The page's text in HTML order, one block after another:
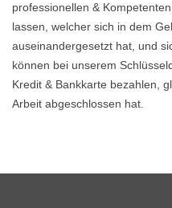
professionellen &
lassen, welcher sich in dem
auseinandergesetzt hat, und
können bei unserem
Kredit & Bankkarte bezahlen,
Arbeit abgeschlossen hat.